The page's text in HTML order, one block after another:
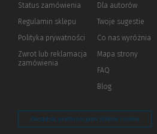
Status zamówienia
Regulamin sklepu
Polityka prywatności (Nowe
(Link
innej
Zwrot lub reklamacja
zamówienia
Dla autorów(Nowe
(Link
innej
strony)
Twoje sugestie
Co nas wyróżnia
Mapa strony
FAQ
Blog
Zarządzaj preferencjami plików cookie